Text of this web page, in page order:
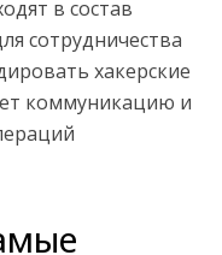
в состав
сотрудничества
хакерские
коммуникацию и